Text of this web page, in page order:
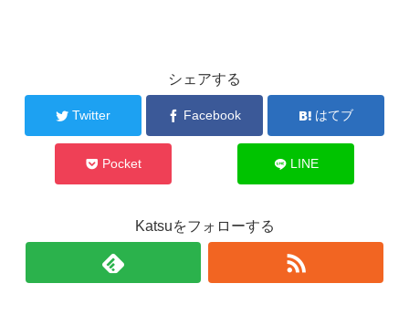
シェアする
Twitter Facebook はてブ
Pocket LINE
Katsuをフォローする